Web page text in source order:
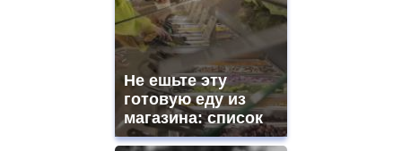
Не ешьте эту
готовую еду из
магазина: список